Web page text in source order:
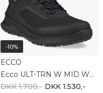
-10%
ECCO
Ecco ULT-TRN W MID WP PL 824313-51094
DKK 1.700,- DKK 1.530,-